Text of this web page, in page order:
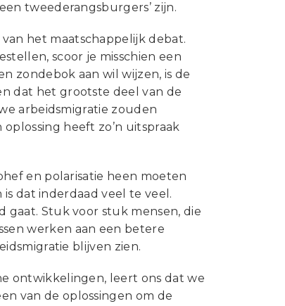
tweederangsburgers’ zijn.
het maatschappelijk debat.
scoor je misschien een
zondebok aan wil wijzen, is de
dat het grootste deel van de
arbeidsmigratie zouden
heeft zo’n uitspraak
en polarisatie heen moeten
is dat inderdaad veel te veel.
Stuk voor stuk mensen, die
werken aan een betere
blijven zien.
ontwikkelingen, leert ons dat we
van de oplossingen om de